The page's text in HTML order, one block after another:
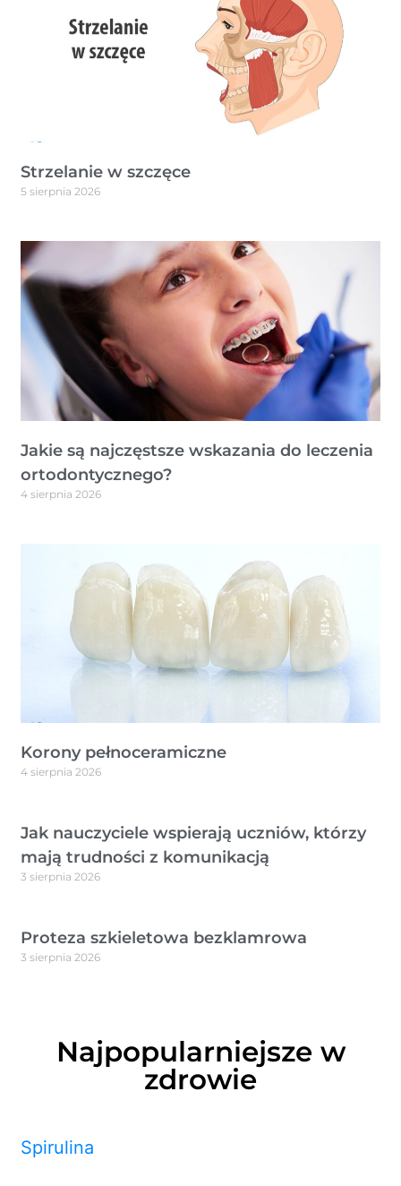
Strzelanie w szczęce
5 sierpnia 2026
Jakie są najczęstsze wskazania do leczenia
ortodontycznego?
4 sierpnia 2026
Korony pełnoceramiczne
4 sierpnia 2026
Jak nauczyciele wspierają uczniów, którzy
mają trudności z komunikacją
3 sierpnia 2026
Proteza szkieletowa bezklamrowa
3 sierpnia 2026
Najpopularniejsze w
zdrowie
Spirulina